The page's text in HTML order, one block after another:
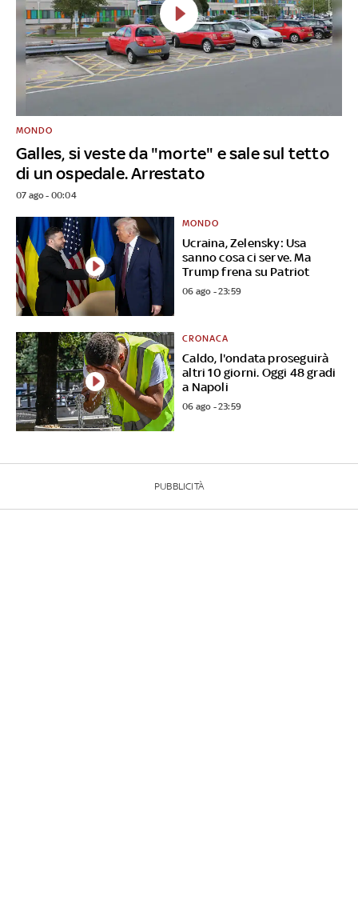
Galles, si veste da "morte" e sale sul tetto
di un ospedale. Arrestato
MONDO
07 ago - 00:04
Ucraina, Zelensky: Usa
sanno cosa ci serve. Ma
Trump frena su Patriot
MONDO
06 ago - 23:59
Caldo, l'ondata proseguirà
altri 10 giorni. Oggi 48 gradi
a Napoli
CRONACA
06 ago - 23:59
PUBBLICITÀ